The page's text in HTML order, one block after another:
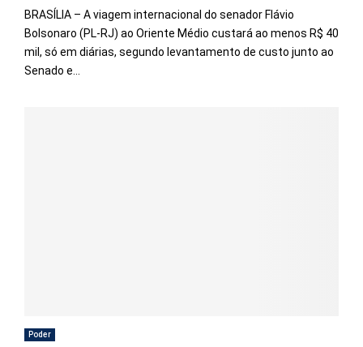
BRASÍLIA – A viagem internacional do senador Flávio
Bolsonaro (PL-RJ) ao Oriente Médio custará ao menos R$ 40
mil, só em diárias, segundo levantamento de custo junto ao
Senado e...
Poder